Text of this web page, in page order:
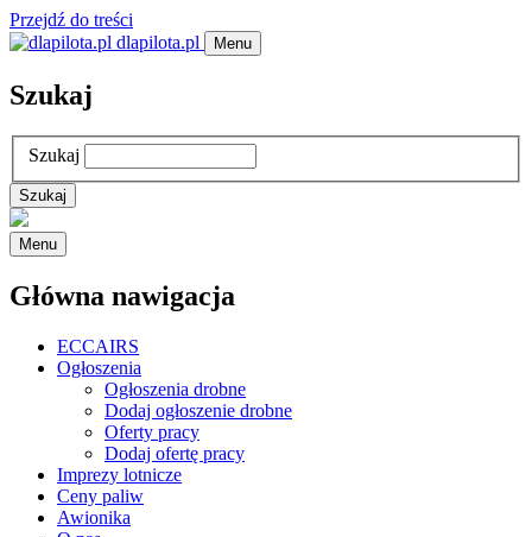
Przejdź do treści
dlapilota.pl
Menu
Szukaj
Szukaj
Menu
Główna nawigacja
ECCAIRS
Ogłoszenia
Ogłoszenia drobne
Dodaj ogłoszenie drobne
Oferty pracy
Dodaj ofertę pracy
Imprezy lotnicze
Ceny paliw
Awionika